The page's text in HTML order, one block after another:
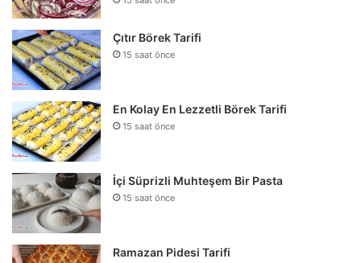
Çıtır Börek Tarifi
15 saat önce
En Kolay En Lezzetli Börek Tarifi
15 saat önce
İçi Süprizli Muhteşem Bir Pasta
15 saat önce
Ramazan Pidesi Tarifi